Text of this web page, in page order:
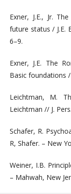
Exner, J.E., Jr.
future status / J.E.
6–9.
Exner, J.E. The
Basic foundations /
Leichtman, M.
Leichtman // J.
Schafer, R.
R, Shafer. – New
Weiner, I.B.
– Mahwah, New